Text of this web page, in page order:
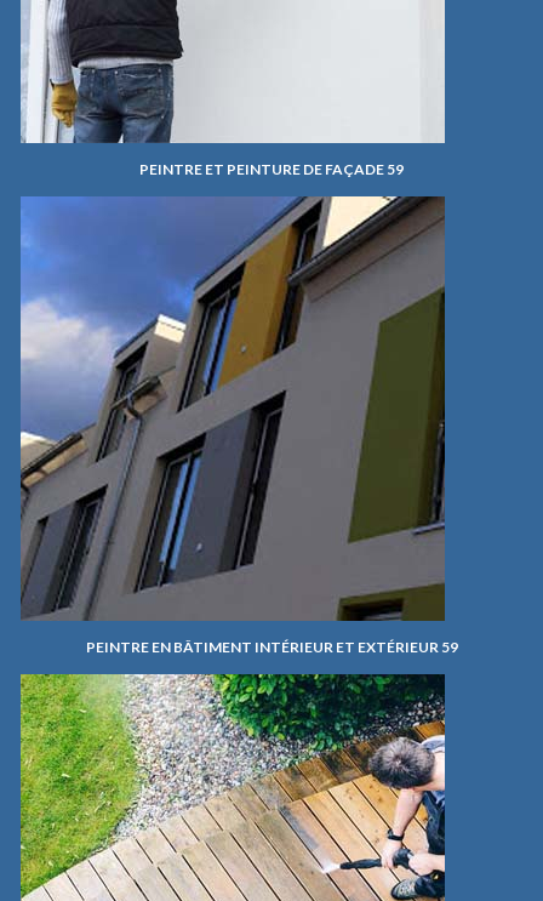
PEINTRE ET PEINTURE DE FAÇADE 59
PEINTRE EN BÂTIMENT INTÉRIEUR ET EXTÉRIEUR 59